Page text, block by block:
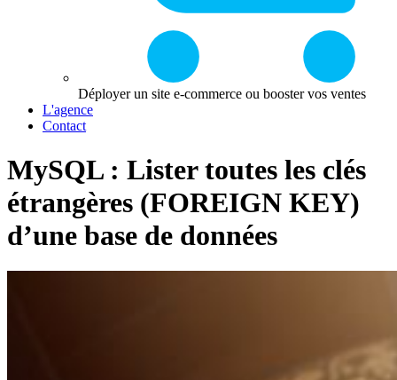
Déployer un site e-commerce ou booster vos ventes
L'agence
Contact
MySQL : Lister toutes les clés
étrangères (FOREIGN KEY)
d’une base de données